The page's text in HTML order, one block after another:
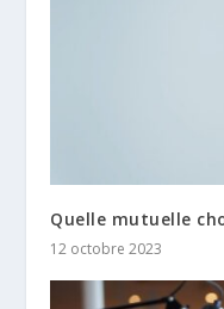
Quelle mutuelle
12 octobre 2023